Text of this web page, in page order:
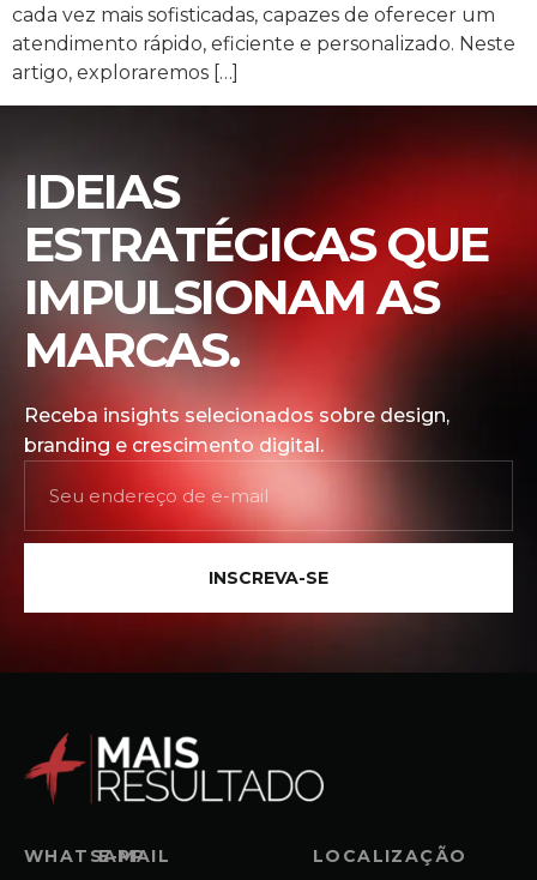
cada vez mais sofisticadas, capazes de oferecer um
atendimento rápido, eficiente e personalizado. Neste
artigo, exploraremos […]
IDEIAS
ESTRATÉGICAS QUE
IMPULSIONAM AS
MARCAS.
Receba insights selecionados sobre design,
branding e crescimento digital.
INSCREVA-SE
WHATSAPP
E-MAIL LOCALIZAÇÃO